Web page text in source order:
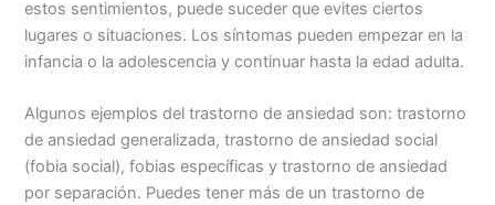
estos sentimientos, puede suceder que evites ciertos
lugares o situaciones. Los síntomas pueden empezar en la
infancia o la adolescencia y continuar hasta la edad adulta.
Algunos ejemplos del trastorno de ansiedad son: trastorno
de ansiedad generalizada, trastorno de ansiedad social
(fobia social), fobias específicas y trastorno de ansiedad
por separación. Puedes tener más de un trastorno de